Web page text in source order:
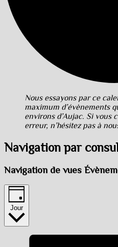
Nous essayons par ce
maximum d’évènements
environs d’Aujac. Si vous
erreur, n’hésitez pas à
Navigation par
Navigation de vues
Jour